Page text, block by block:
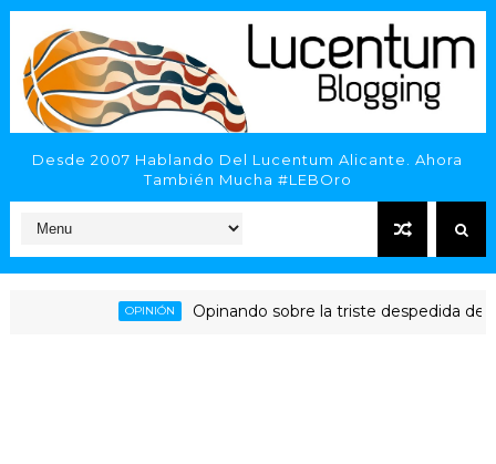
Desde 2007 Hablando Del Lucentum Alicante. Ahora
También Mucha #LEBOro
Opinando sobre la triste despedida del HLA